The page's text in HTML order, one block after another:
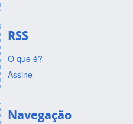
RSS
O que é?
Assine
Navegação